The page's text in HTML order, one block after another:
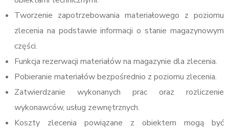
Tworzenie zapotrzebowania materiałowego z poziomu
zlecenia na podstawie informacji o stanie magazynowym
części.
Funkcja rezerwacji materiałów na magazynie dla zlecenia.
Pobieranie materiałów bezpośrednio z poziomu zlecenia.
Zatwierdzanie wykonanych prac oraz rozliczenie
wykonawców, usług zewnętrznych.
Koszty zlecenia powiązane z obiektem mogą być